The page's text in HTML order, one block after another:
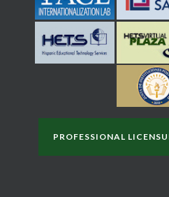
PROFESSIONAL